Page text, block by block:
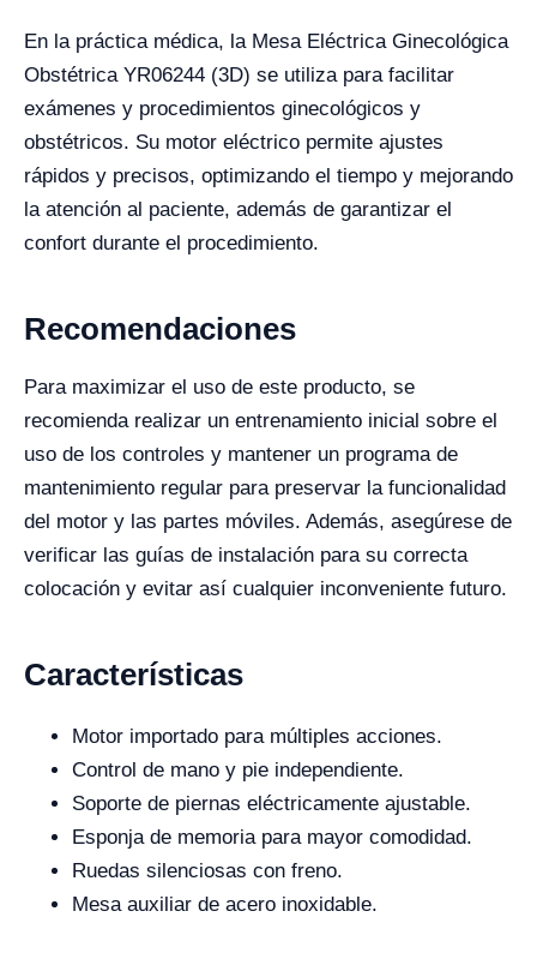
En la práctica médica, la Mesa Eléctrica Ginecológica
Obstétrica YR06244 (3D) se utiliza para facilitar
exámenes y procedimientos ginecológicos y
obstétricos. Su motor eléctrico permite ajustes
rápidos y precisos, optimizando el tiempo y mejorando
la atención al paciente, además de garantizar el
confort durante el procedimiento.
Recomendaciones
Para maximizar el uso de este producto, se
recomienda realizar un entrenamiento inicial sobre el
uso de los controles y mantener un programa de
mantenimiento regular para preservar la funcionalidad
del motor y las partes móviles. Además, asegúrese de
verificar las guías de instalación para su correcta
colocación y evitar así cualquier inconveniente futuro.
Características
Motor importado para múltiples acciones.
Control de mano y pie independiente.
Soporte de piernas eléctricamente ajustable.
Esponja de memoria para mayor comodidad.
Ruedas silenciosas con freno.
Mesa auxiliar de acero inoxidable.